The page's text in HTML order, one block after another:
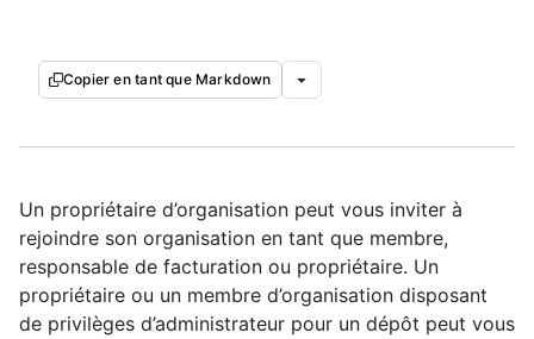
Copier en tant que Markdown
Un propriétaire d’organisation peut vous inviter à
rejoindre son organisation en tant que membre,
responsable de facturation ou propriétaire. Un
propriétaire ou un membre d’organisation disposant
de privilèges d’administrateur pour un dépôt peut vous